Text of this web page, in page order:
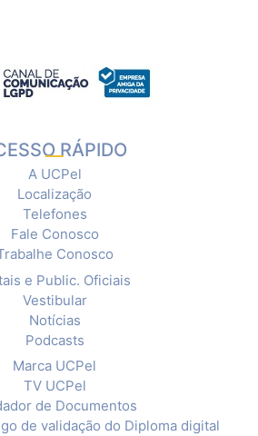
RÁPIDO
A UCPel
Localização
Telefones
Fale Conosco
Conosco
e Public. Oficiais
Vestibular
Notícias
Podcasts
Marca UCPel
TV UCPel
de Documentos
de validação do Diploma digital